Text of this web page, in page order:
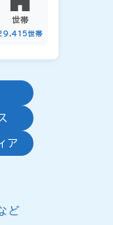
世帯
世帯
ア
ど